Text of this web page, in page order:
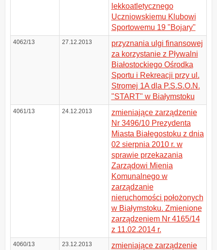
lekkoatletycznego
Uczniowskiemu Klubowi
Sportowemu 19 "Bojary"
4062/13 27.12.2013
przyznania ulgi finansowej
za korzystanie z Pływalni
Białostockiego Ośrodka
Sportu i Rekreacji przy ul.
Stromej 1A dla P.S.S.O.N.
"START" w Białymstoku
4061/13 24.12.2013
zmieniające zarządzenie
Nr 3496/10 Prezydenta
Miasta Białegostoku z dnia
02 sierpnia 2010 r. w
sprawie przekazania
Zarządowi Mienia
Komunalnego w
zarządzanie
nieruchomości położonych
w Białymstoku. Zmienione
zarządzeniem Nr 4165/14
z 11.02.2014 r.
4060/13 23.12.2013
zmieniające zarządzenie